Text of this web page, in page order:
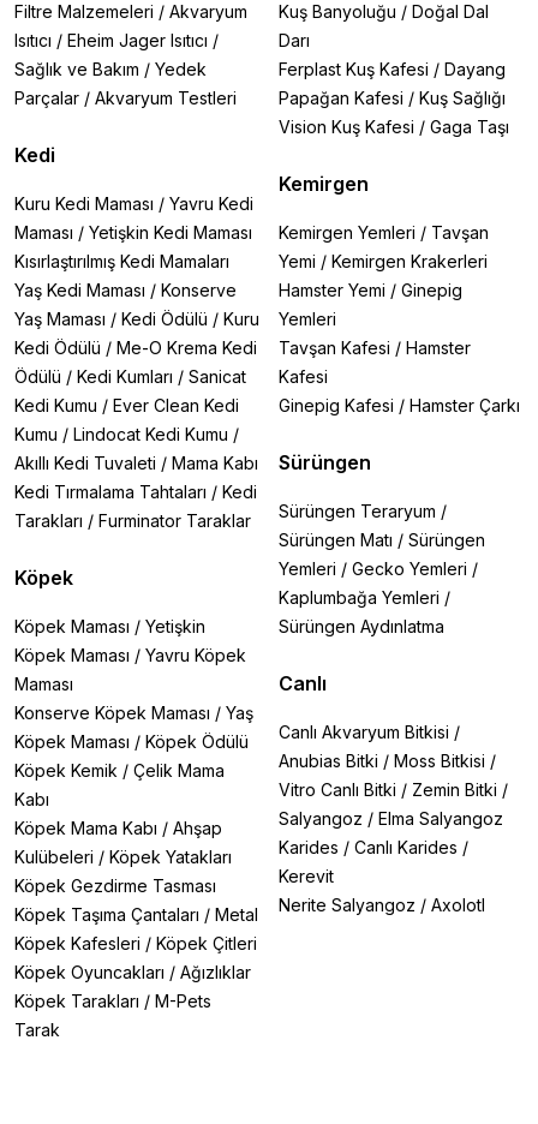
Filtre Malzemeleri / Akvaryum
Isıtıcı / Eheim Jager Isıtıcı /
Sağlık ve Bakım / Yedek
Parçalar / Akvaryum Testleri
Kedi
Kuru Kedi Maması / Yavru Kedi
Maması / Yetişkin Kedi Maması
Kısırlaştırılmış Kedi Mamaları
Yaş Kedi Maması / Konserve
Yaş Maması / Kedi Ödülü / Kuru
Kedi Ödülü / Me-O Krema Kedi
Ödülü / Kedi Kumları / Sanicat
Kedi Kumu / Ever Clean Kedi
Kumu / Lindocat Kedi Kumu /
Akıllı Kedi Tuvaleti / Mama Kabı
Kedi Tırmalama Tahtaları / Kedi
Tarakları / Furminator Taraklar
Köpek
Köpek Maması / Yetişkin
Köpek Maması / Yavru Köpek
Maması
Konserve Köpek Maması / Yaş
Köpek Maması / Köpek Ödülü
Köpek Kemik / Çelik Mama
Kabı
Köpek Mama Kabı / Ahşap
Kulübeleri / Köpek Yatakları
Köpek Gezdirme Tasması
Köpek Taşıma Çantaları / Metal
Köpek Kafesleri / Köpek Çitleri
Köpek Oyuncakları / Ağızlıklar
Köpek Tarakları / M-Pets
Tarak
Kuş Banyoluğu / Doğal Dal
Darı
Ferplast Kuş Kafesi / Dayang
Papağan Kafesi / Kuş Sağlığı
Vision Kuş Kafesi / Gaga Taşı
Kemirgen
Kemirgen Yemleri / Tavşan
Yemi / Kemirgen Krakerleri
Hamster Yemi / Ginepig
Yemleri
Tavşan Kafesi / Hamster
Kafesi
Ginepig Kafesi / Hamster Çarkı
Sürüngen
Sürüngen Teraryum /
Sürüngen Matı / Sürüngen
Yemleri / Gecko Yemleri /
Kaplumbağa Yemleri /
Sürüngen Aydınlatma
Canlı
Canlı Akvaryum Bitkisi /
Anubias Bitki / Moss Bitkisi /
Vitro Canlı Bitki / Zemin Bitki /
Salyangoz / Elma Salyangoz
Karides / Canlı Karides /
Kerevit
Nerite Salyangoz / Axolotl